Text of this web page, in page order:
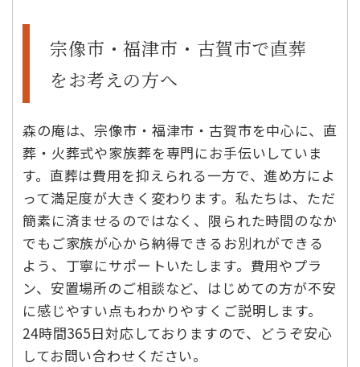
宗像市・福津市・古賀市で直葬
をお考えの方へ
森の庵は、宗像市・福津市・古賀市を中心に、直
葬・火葬式や家族葬を専門にお手伝いしていま
す。直葬は費用を抑えられる一方で、進め方によ
って満足度が大きく変わります。私たちは、ただ
簡素に済ませるのではなく、限られた時間のなか
でもご家族が心から納得できるお別れができる
よう、丁寧にサポートいたします。費用やプラ
ン、安置場所のご相談など、はじめての方が不安
に感じやすい点もわかりやすくご説明します。
24時間365日対応しておりますので、どうぞ安心
してお問い合わせください。